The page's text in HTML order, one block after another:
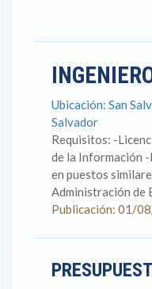
Ubicación: San
Salvador
Requisitos: -
de la Información
en puestos
Administración de
Publicación: 01/